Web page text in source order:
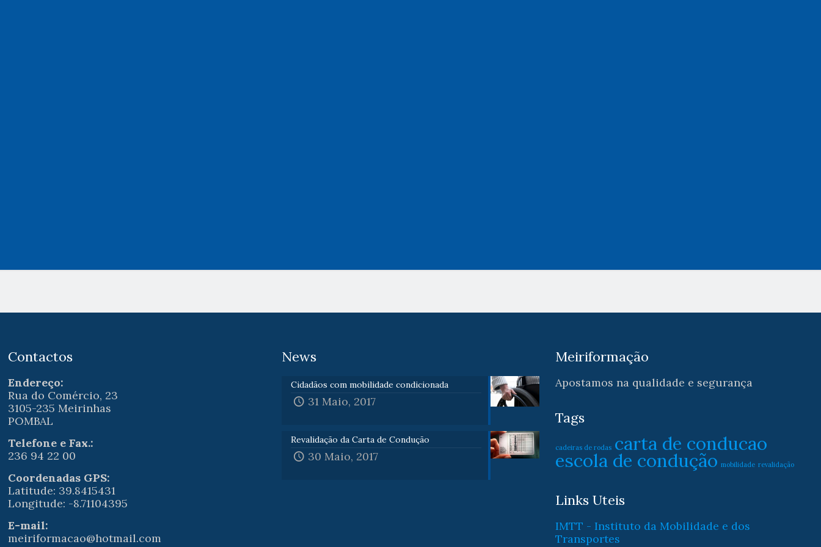
Contactos
Endereço:
Rua do Comércio, 23
3105-235 Meirinhas
POMBAL
Telefone e Fax.:
236 94 22 00
Coordenadas GPS:
Latitude: 39.8415431
Longitude: -8.71104395
E-mail:
meiriformacao@hotmail.com
News
Cidadãos com mobilidade condicionada
31 Maio, 2017
Revalidação da Carta de Condução
30 Maio, 2017
Meiriformação
Apostamos na qualidade e segurança
Tags
cadeiras de rodas carta de conducao
escola de condução mobilidade revalidação
Links Uteis
IMTT - Instituto da Mobilidade e dos
Transportes